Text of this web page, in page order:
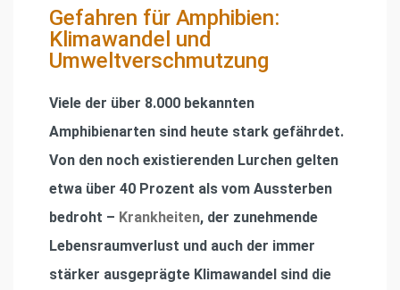
Gefahren für Amphibien:
Klimawandel und
Umweltverschmutzung
Viele der über 8.000 bekannten
Amphibienarten sind heute stark gefährdet.
Von den noch existierenden Lurchen gelten
etwa über 40 Prozent als vom Aussterben
bedroht – Krankheiten, der zunehmende
Lebensraumverlust und auch der immer
stärker ausgeprägte Klimawandel sind die